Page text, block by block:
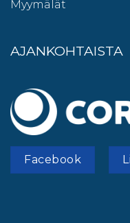
Myymälät
AJANKOHTAISTA
Facebook